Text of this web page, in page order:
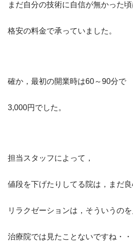
まだ自分の技術に自信が無かった
格安の料金で承っていました。
確か，最初の開業時は60～90分で
3,000円でした。
担当スタッフによって，
値段を下げたりしてる院は，まだ良
リラクゼーションは，そういうの
治療院では見たことないですね・・